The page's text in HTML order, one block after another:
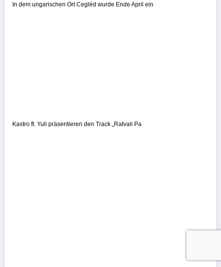
In dem ungarischen Ort Cegléd wurde Ende April ein
Kastro ft. Yuli präsentieren den Track „Ratvali Pa